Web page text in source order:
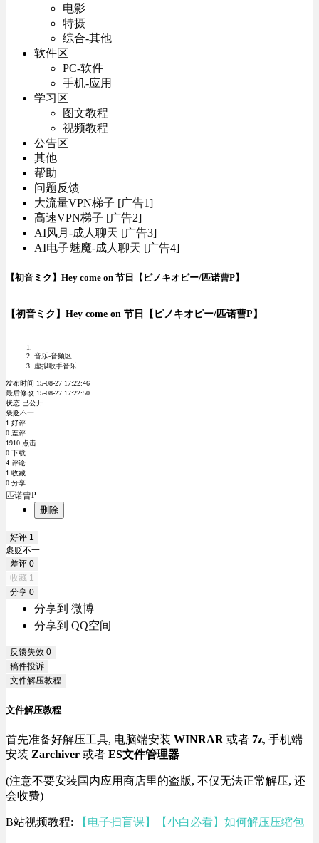
电影
特摄
综合-其他
软件区
PC-软件
手机-应用
学习区
图文教程
视频教程
公告区
其他
帮助
问题反馈
大流量VPN梯子 [广告1]
高速VPN梯子 [广告2]
AI风月-成人聊天 [广告3]
AI电子魅魔-成人聊天 [广告4]
【初音ミク】Hey come on 节日【ピノキオピー/匹诺曹P】
【初音ミク】Hey come on 节日【ピノキオピー/匹诺曹P】
音乐-音频区
虚拟歌手音乐
发布时间 15-08-27 17:22:46
最后修改 15-08-27 17:22:50
状态 已公开
褒贬不一
1 好评
0 差评
1910 点击
0 下载
4 评论
1 收藏
0 分享
匹诺曹P
删除
好评 1
褒贬不一
差评 0
收藏 1
分享 0
分享到 微博
分享到 QQ空间
反馈失效 0
稿件投诉
文件解压教程
文件解压教程
首先准备好解压工具, 电脑端安装 WINRAR 或者 7z, 手机端
安装 Zarchiver 或者 ES文件管理器
(注意不要安装国内应用商店里的盗版, 不仅无法正常解压, 还
会收费)
B站视频教程: 【电子扫盲课】【小白必看】如何解压压缩包